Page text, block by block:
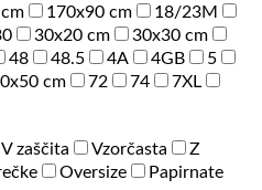
170x90 cm
18/23M
30x20 cm
30x30 cm
48 48.5 4A 4GB
5
cm 72 74
7XL
zaščita Vzorčasta
Z
Oversize
Papirnate